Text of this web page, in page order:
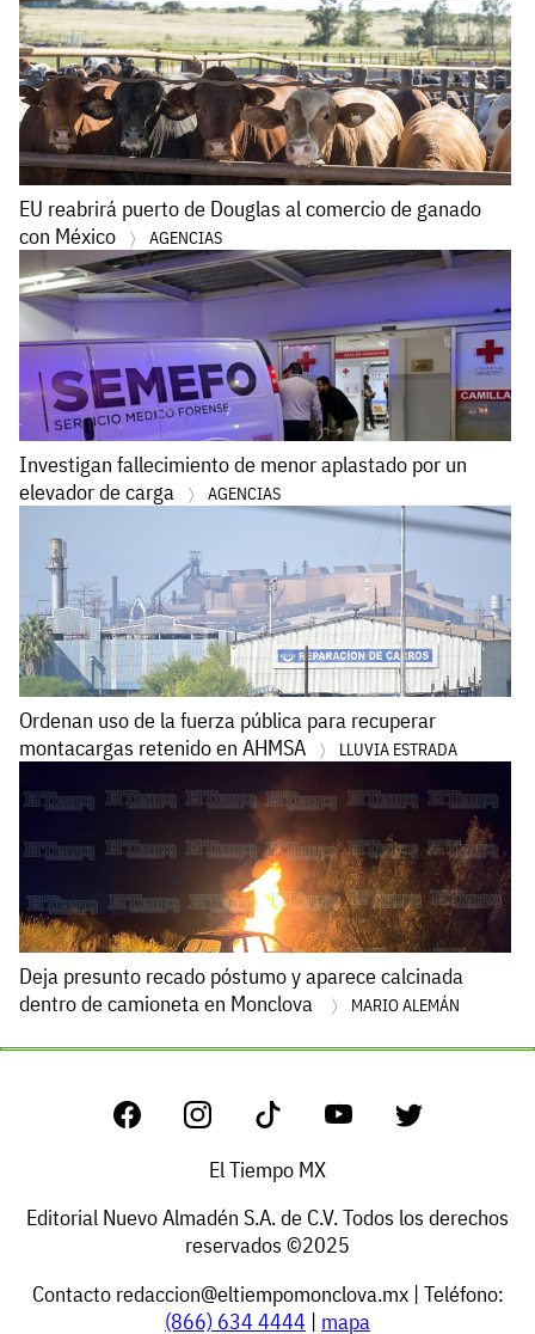
EU reabrirá puerto de Douglas al comercio de ganado
con México
AGENCIAS
Investigan fallecimiento de menor aplastado por un
elevador de carga
AGENCIAS
Ordenan uso de la fuerza pública para recuperar
montacargas retenido en AHMSA
LLUVIA ESTRADA
Deja presunto recado póstumo y aparece calcinada
dentro de camioneta en Monclova
MARIO ALEMÁN
El Tiempo MX
Editorial Nuevo Almadén S.A. de C.V. Todos los derechos
reservados ©2025
Contacto redaccion@eltiempomonclova.mx| Teléfono:
(866) 634 4444 | mapa